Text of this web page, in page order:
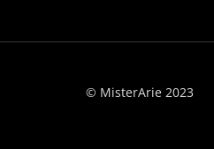
© MisterArie 2023